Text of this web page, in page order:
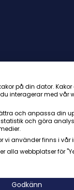
・Arenavägen 39,
på din dator.
interagerar med vår
och anpassa din
och göra
vi använder finns i vår
alla webbplatser för
Godkänn